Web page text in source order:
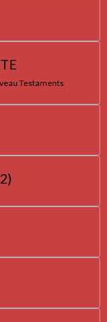
Testaments